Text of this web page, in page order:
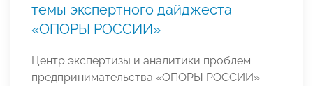
темы экспертного дайджеста
«ОПОРЫ РОССИИ»
Центр экспертизы и аналитики проблем
предпринимательства «ОПОРЫ РОССИИ»